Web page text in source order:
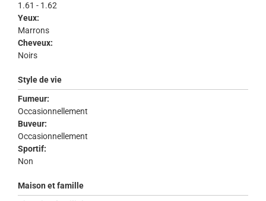
1.61 - 1.62
Yeux:
Marrons
Cheveux:
Noirs
Style de vie
Fumeur:
Occasionnellement
Buveur:
Occasionnellement
Sportif:
Non
Maison et famille